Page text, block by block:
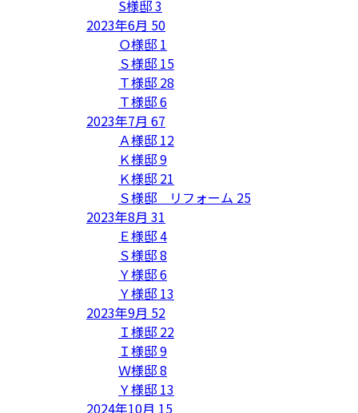
S様邸3
2023年6月 50
Ｏ様邸 1
Ｓ様邸 15
Ｔ様邸 28
Ｔ様邸6
2023年7月 67
Ａ様邸 12
Ｋ様邸9
Ｋ様邸 21
Ｓ様邸 リフォーム 25
2023年8月 31
Ｅ様邸4
Ｓ様邸8
Ｙ様邸6
Ｙ様邸 13
2023年9月 52
Ｉ様邸 22
Ｉ様邸9
Ｗ様邸8
Ｙ様邸 13
2024年10月 15